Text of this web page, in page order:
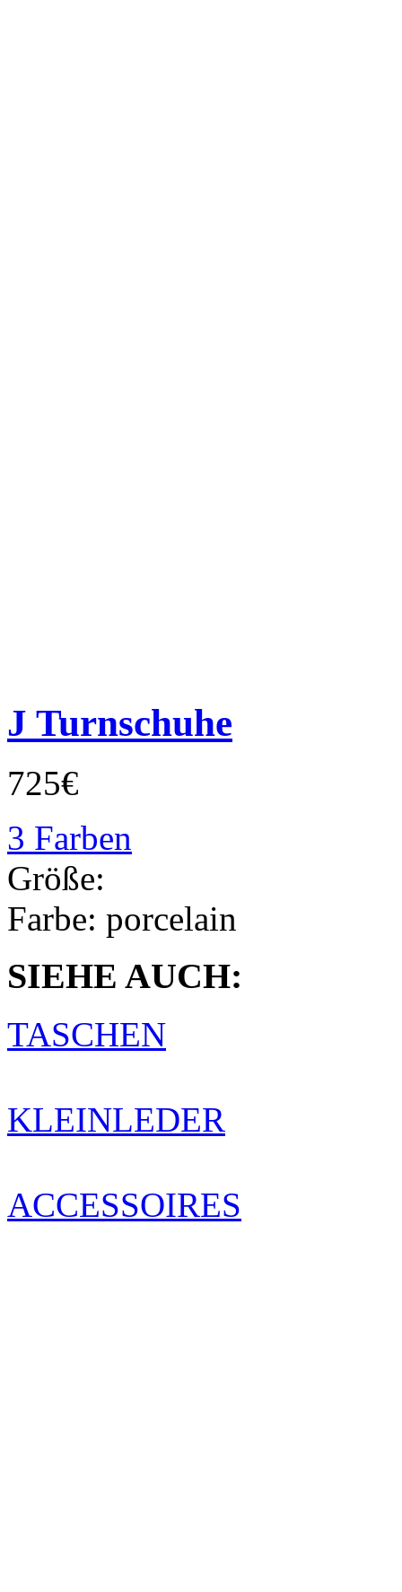
J Turnschuhe
725€
3 Farben
Größe:
Farbe: porcelain
SIEHE AUCH:
TASCHEN
KLEINLEDER
ACCESSOIRES